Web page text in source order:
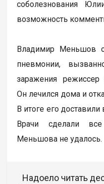
соболезнования
возможность
Владимир Меньшов
пневмонии,
заражения режиссер
Он лечился дома и
В итоге его
Врачи сделали
Меньшова не удалось.
Надоело читать